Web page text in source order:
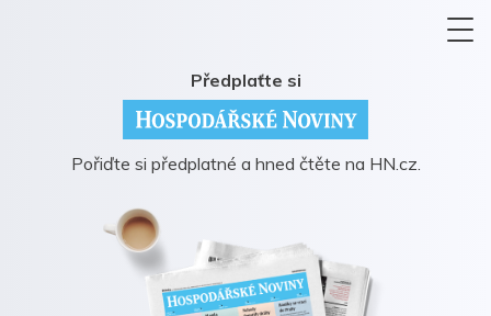
Předplaťte si
Pořiďte si předplatné a hned čtěte na HN.cz.